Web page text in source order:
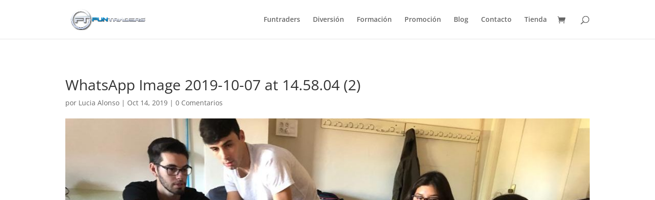
Funtraders Diversión Formación Promoción Blog Contacto Tienda
WhatsApp Image 2019-10-07 at 14.58.04 (2)
por Lucia Alonso | Oct 14, 2019 |0 Comentarios